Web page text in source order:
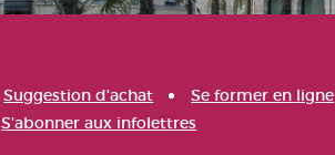
Suggestion d'achat
Se former en ligne
S'abonner aux infolettres